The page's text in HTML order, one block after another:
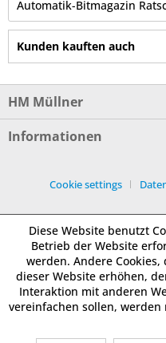
Automatik-Bitmagazin
Kunden kauften auch
HM Müllner
Informationen
Cookie settings
Diese Website benutzt
Betrieb der Website
werden. Andere
dieser Website erhöhen,
Interaktion mit anderen
vereinfachen sollen,